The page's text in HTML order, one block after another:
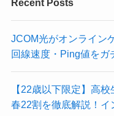
Recent Posts
JCOM光がオンライン
回線速度・Ping値をガ
【22歳以下限定】高
春22割を徹底解説！イ